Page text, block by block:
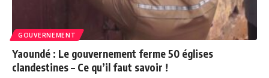
GOUVERNEMENT
Yaoundé : Le gouvernement ferme 50 églises
clandestines – Ce qu’il faut savoir !